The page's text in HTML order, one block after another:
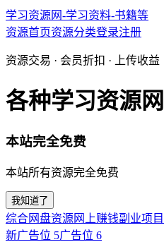
学习资源网-学习资料-书籍等
资源首页资源分类登录注册
资源交易 · 会员折扣 · 上传收益
各种学习资源网
本站完全免费
本站所有资源完全免费
我知道了
综合网盘资源 网上赚钱副业项目
新广告位 5广告位 6